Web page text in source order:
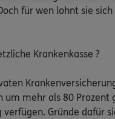
für wen lohnt sie
Krankenkasse ?
um mehr als 80
verfügen. Gründe dafür